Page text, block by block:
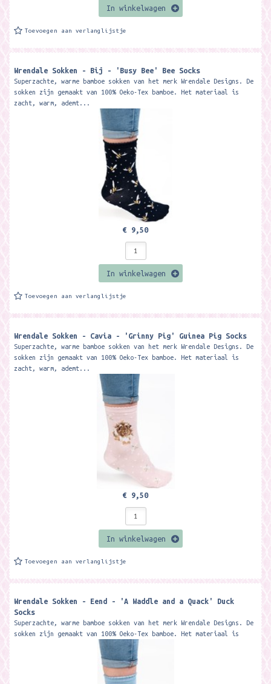
In winkelwagen
Toevoegen aan verlanglijstje
Wrendale Sokken - Bij - 'Busy Bee' Bee Socks
Superzachte, warme bamboe sokken van het merk Wrendale Designs. De
sokken zijn gemaakt van 100% Oeko-Tex bamboe. Het materiaal is
zacht, warm, ademt...
€ 9,50
In winkelwagen
Toevoegen aan verlanglijstje
Wrendale Sokken - Cavia - 'Grinny Pig' Guinea Pig Socks
Superzachte, warme bamboe sokken van het merk Wrendale Designs. De
sokken zijn gemaakt van 100% Oeko-Tex bamboe. Het materiaal is
zacht, warm, ademt...
€ 9,50
In winkelwagen
Toevoegen aan verlanglijstje
Wrendale Sokken - Eend - 'A Waddle and a Quack' Duck
Socks
Superzachte, warme bamboe sokken van het merk Wrendale Designs. De
sokken zijn gemaakt van 100% Oeko-Tex bamboe. Het materiaal is